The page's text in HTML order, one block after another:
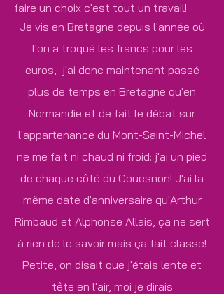
faire un choix c'est tout un travail!
Je vis en Bretagne depuis l'année où
l'on a troqué les francs pour les
euros, j'ai donc maintenant passé
plus de temps en Bretagne qu'en
Normandie et de fait le débat sur
l'appartenance du Mont-Saint-Michel
ne me fait ni chaud ni froid: j'ai un pied
de chaque côté du Couesnon! J'ai la
même date d'anniversaire qu'Arthur
Rimbaud et Alphonse Allais, ça ne sert
à rien de le savoir mais ça fait classe!
Petite, on disait que j'étais lente et
tête en l'air, moi je dirais